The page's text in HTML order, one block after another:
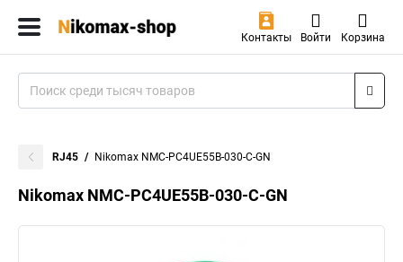
Контакты Войти Корзина
RJ45 Nikomax NMC-PC4UE55B-030-C-GN
Nikomax NMC-PC4UE55B-030-C-GN